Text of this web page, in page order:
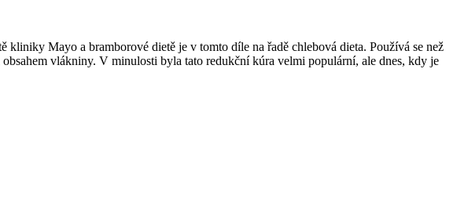
Mayo a bramborové dietě je v tomto díle na řadě chlebová dieta. Používá se než
vlákniny. V minulosti byla tato redukční kúra velmi populární, ale dnes, kdy je